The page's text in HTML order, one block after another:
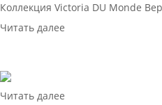
Коллекция Victoria DU Monde
Читать далее
Читать далее